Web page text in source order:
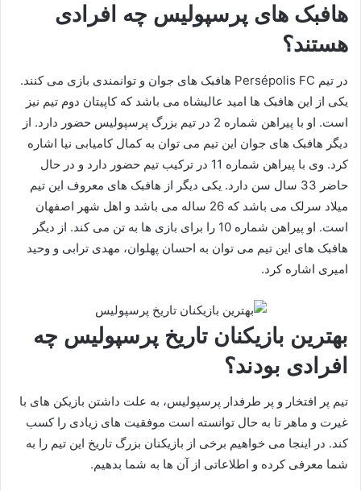
هافبک های پرسپولیس چه افرادی
هستند؟
در تیم Persépolis FC هافبک های جوان و توانمندی بازی می کنند.
یکی از این هافبک ها امید عالیشاه می باشد که کاپیتان دوم تیم نیز
است. او با پیراهن شماره 2 در تیم بزرگ پرسپولیس حضور دارد. از
دیگر هافبک های جوان این تیم می توان به کمال کامیابی نیا اشاره
کرد. وی با پیراهن شماره 11 در ترکیب تیم حضور دارد و در حال
حاضر 33 سال سن دارد. یکی دیگر از هافبک های معروف این تیم
میلاد سرلک می باشد که 26 ساله می باشد و اهل شهر اصفهان
است. او پیراهن شماره 10 را برای بازی ها به تن می کند. از دیگر
هافبک های این تیم می توان به احسان پهلوان، مهدی ترابی و وحید
امیری اشاره کرد.
بهترین بازیکنان تاریخ پرسپولیس چه
افرادی بودند؟
تیم پر افتخار و پر طرفدار پرسپولیس، به علت داشتن بازیکن های با
غیرت و ماهر تا به حال توانسته است موفقیت های زیادی را کسب
کند. در اینجا می خواهیم برخی از بازیکنان بزرگ تاریخ این تیم را به
شما معرفی کرده و اطلاعاتی از آن ها به شما بدهیم.